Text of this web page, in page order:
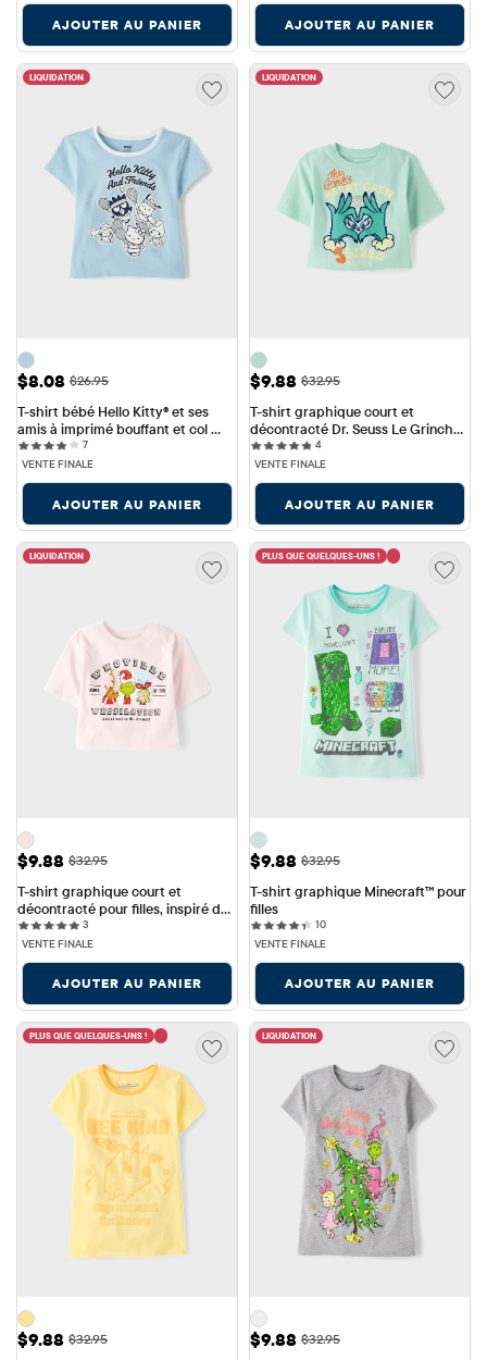
AJOUTER AU PANIER AJOUTER AU PANIER
LIQUIDATION
Prix ​​de vente: $8.08
$8.08 Prix ​​d'origine: $26.95
$26.95
T-shirt bébé Hello Kitty® et ses
amis à imprimé bouffant et col
rond, style tennis, pour fille
77 reviews
VENTE FINALE
AJOUTER AU PANIER
LIQUIDATION
Prix ​​de vente: $9.88
$9.88 Prix ​​d'origine: $32.95
$32.95
T-shirt graphique court et
décontracté Dr. Seuss Le Grinch™
pour filles 44 reviews
VENTE FINALE
AJOUTER AU PANIER
LIQUIDATION
Prix ​​de vente: $9.88
$9.88 Prix ​​d'origine: $32.95
$32.95
T-shirt graphique court et
décontracté pour filles, inspiré du
Dr. Seuss et du Grinch™ Whoville
Whobilation.
33 reviews
VENTE FINALE
AJOUTER AU PANIER
PLUS QUE QUELQUES-UNS !
Prix ​​de vente: $9.88
$9.88 Prix ​​d'origine: $32.95
$32.95
T-shirt graphique Minecraft™ pour
filles
1010 reviews
VENTE FINALE
AJOUTER AU PANIER
PLUS QUE QUELQUES-UNS !
Prix ​​de vente: $9.88
$9.88 Prix ​​d'origine: $32.95
$32.95
LIQUIDATION
Prix ​​de vente: $9.88
$9.88 Prix ​​d'origine: $32.95
$32.95